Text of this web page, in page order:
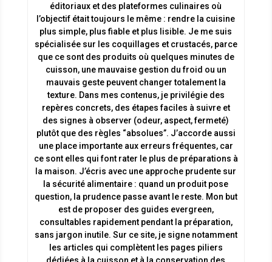
éditoriaux et des plateformes culinaires où
l’objectif était toujours le même : rendre la cuisine
plus simple, plus fiable et plus lisible. Je me suis
spécialisée sur les coquillages et crustacés, parce
que ce sont des produits où quelques minutes de
cuisson, une mauvaise gestion du froid ou un
mauvais geste peuvent changer totalement la
texture. Dans mes contenus, je privilégie des
repères concrets, des étapes faciles à suivre et
des signes à observer (odeur, aspect, fermeté)
plutôt que des règles “absolues”. J’accorde aussi
une place importante aux erreurs fréquentes, car
ce sont elles qui font rater le plus de préparations à
la maison. J’écris avec une approche prudente sur
la sécurité alimentaire : quand un produit pose
question, la prudence passe avant le reste. Mon but
est de proposer des guides evergreen,
consultables rapidement pendant la préparation,
sans jargon inutile. Sur ce site, je signe notamment
les articles qui complètent les pages piliers